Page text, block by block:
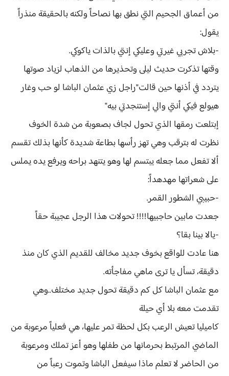
من أعماق الجحيم التي نطق بها نصاحاً ولكنه بالحقيقة منذراً
يقول:
-بلاش تجربي غيرتي وعليكي إنتي بالذات ياكوكي.
وقتها تذكرت حديث ليلى وتحذيرها من الذهاب لزياد صوتها
يتردد في أذنها حين قالت"راجل زي عثمان الباشا لو حب وغار
هيولع فيكي أنتي والي إستنجدتي بيه"
إبتلعت رمقها الذي تحول لجاف بصعوبة من شدة الخوف
نظرت له بترقب وهي تهز رأسها بطاعة شديدة كأنها بذلك تقسم
ألا تفعل مما جعله يبتسم لها وهو يتنهد براحه ويرفع يده يملس
على شعراتها مهدهداً:
-حبيبي الشطور القمر.
جعدت مابين حاجبيها!!!! تحولات هذا الرجل عجيبة حقاً
-يالا بينا بقا؟
هنا عادت للواقع بخوف جديد مخالف للقديم الذي كان منذ
دقيقة، تسأل يا ترى ماهي مفاجأته.
مع عثمان الباشا كل كم دقيقة تحول جديد مختلف..وهي
تقدمت معه بلا أي حيلة
كاميليا تعيش الرعب بكل لحظة تمر عليها، هي فعلياً مرعوبة من
الماضي المرتبط بحرمانها من طفلها وهو أعز تملك ومرعوبة
من الحاضر لا تعلم ماذا سيفعل الباشا وتموت رعباً من